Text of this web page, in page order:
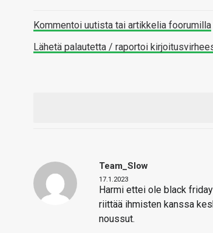
Kommentoi uutista tai artikkelia foorumilla
Lähetä palautetta / raportoi
Team_Slow
17.1.2023
Harmi ettei ole black
riittää ihmisten kanssa
noussut.